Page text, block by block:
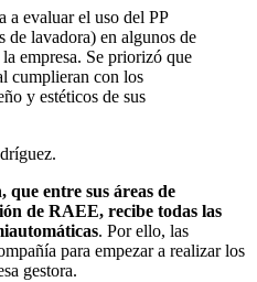
a evaluar el uso del PP
de lavadora) en algunos de
empresa. Se priorizó que
cumplieran con los
y estéticos de sus
que entre sus áreas de
de RAEE, recibe todas las
. Por ello, las
para empezar a realizar los
gestora.